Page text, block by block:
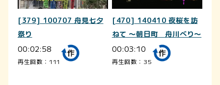
[379] 100707 舟見七夕
祭り
00:02:58
再生回数：111
[470] 140410 夜桜を訪
ねて ～朝日町 舟川べり～
00:03:10
再生回数：35